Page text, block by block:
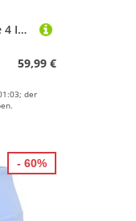
2XU Laufhose Aero Hi-Rise 4 Inch Shorts
59,99 €
der
- 60%